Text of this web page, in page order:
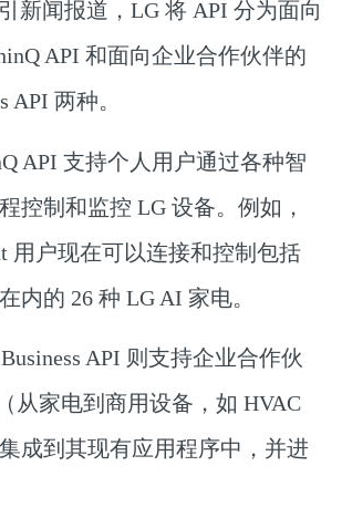
闻报道，LG 将 API 分为面向
API 和面向企业合作伙伴的
API 两种。
支持个人用户通过各种智
控制和监控 LG 设备。例如，
用户现在可以连接和控制包括
内的 26 种 LG AI 家电。
API 则支持企业合作伙
从家电到商用设备，如 HVAC
成到其现有应用程序中，并进